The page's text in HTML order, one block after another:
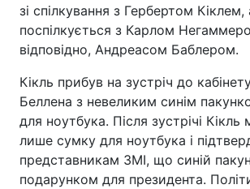
зі спілкування з Гербертом Кіклем,
поспілкується з Карлом
відповідно, Андреасом Баблером.
Кікль прибув на зустріч до
Беллена з невеликим синім
для ноутбука. Після зустрічі Кікль
лише сумку для ноутбука і
представникам ЗМІ, що синій
подарунком для президента.